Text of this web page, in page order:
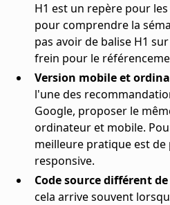
H1 est un repère pour
pour comprendre la
pas avoir de balise H1
frein pour le
Version mobile et
l'une des
Google, proposer le
ordinateur et mobile.
meilleure pratique est
responsive.
Code source différent
cela arrive souvent